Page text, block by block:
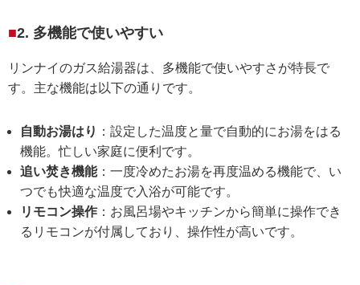
2. 多機能で使いやすい
リンナイのガス給湯器は、多機能で使いやすさが特長で
す。主な機能は以下の通りです。
自動お湯はり ：設定した温度と量で自動的にお湯をはる
機能。忙しい家庭に便利です。
追い焚き機能：一度冷めたお湯を再度温める機能で、い
つでも快適な温度で入浴が可能です。
リモコン操作 ：お風呂場やキッチンから簡単に操作でき
るリモコンが付属しており、操作性が高いです。